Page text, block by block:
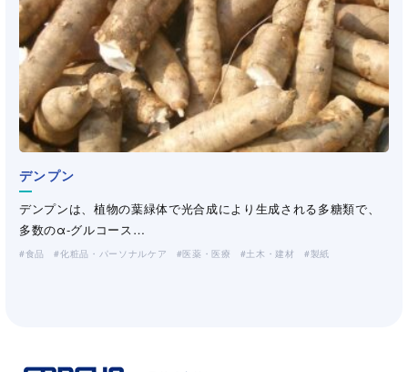
デンプン
デンプンは、植物の葉緑体で光合成により生成される多糖類で、
多数のα-グルコース…
食品 化粧品・パーソナルケア 医薬・医療 土木・建材 製紙
その他化合繊紙/不織布
三晶は、1957年のビニロン紙「パピロン」開発に始まり、これま
で製紙・不織布メ…
産業資材（不織布・プラスチックネット）
UniqSens SFE System
ローカストビーンガム
グアーガム変性品（工業・製紙）
飼料用グァーガム・CMC
ポリオレフィン繊維
大和紡績株式会社、JNC株式会社、宇部エクシモ株式会社のポリ
オレフィン系繊維をお…